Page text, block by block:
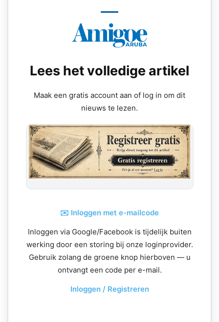
Lees het volledige artikel
Maak een gratis account aan of log in om dit
nieuws te lezen.
✉️ Inloggen met e-mailcode
Inloggen via Google/Facebook is tijdelijk buiten
werking door een storing bij onze loginprovider.
Gebruik zolang de groene knop hierboven — u
ontvangt een code per e-mail.
Inloggen / Registreren